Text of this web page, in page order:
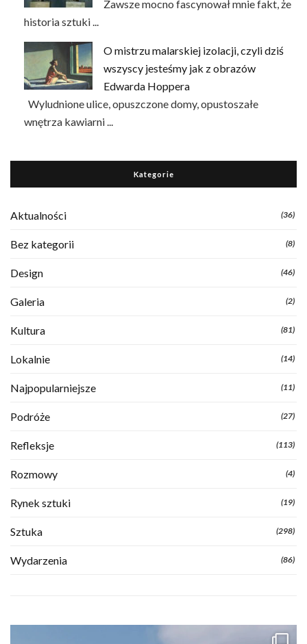
Zawsze mocno fascynował mnie fakt, że
historia sztuki ...
O mistrzu malarskiej izolacji, czyli dziś
wszyscy jesteśmy jak z obrazów
Edwarda Hoppera
Wyludnione ulice, opuszczone domy, opustoszałe
wnętrza kawiarni ...
Kategorie
Aktualności (36)
Bez kategorii (8)
Design (46)
Galeria (2)
Kultura (81)
Lokalnie (14)
Najpopularniejsze (11)
Podróże (27)
Refleksje (113)
Rozmowy (4)
Rynek sztuki (19)
Sztuka (298)
Wydarzenia (86)